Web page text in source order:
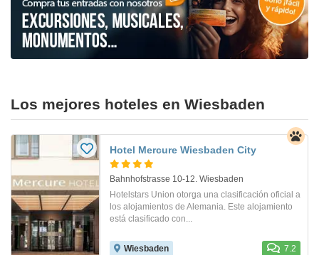
Los mejores hoteles en Wiesbaden
Hotel Mercure Wiesbaden City
Bahnhofstrasse 10-12. Wiesbaden
Hotelstars Union otorga una clasificación oficial a
los alojamientos de Alemania. Este alojamiento
está clasificado con...
Wiesbaden 7.2